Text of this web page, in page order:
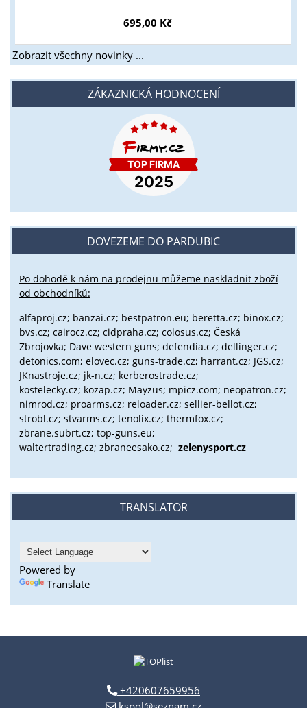
695,00 Kč
Zobrazit všechny novinky ...
ZÁKAZNICKÁ HODNOCENÍ
DOVEZEME DO PARDUBIC
Po dohodě k nám na prodejnu můžeme naskladnit zboží
od obchodníků:
alfaproj.cz; banzai.cz; bestpatron.eu; beretta.cz; binox.cz;
bvs.cz; cairocz.cz; cidpraha.cz; colosus.cz; Česká
Zbrojovka; Dave western guns; defendia.cz; dellinger.cz;
detonics.com; elovec.cz; guns-trade.cz; harrant.cz; JGS.cz;
JKnastroje.cz; jk-n.cz; kerberostrade.cz;
kostelecky.cz; kozap.cz; Mayzus; mpicz.com; neopatron.cz;
nimrod.cz; proarms.cz; reloader.cz; sellier-bellot.cz;
strobl.cz; stvarms.cz; tenolix.cz; thermfox.cz;
zbrane.subrt.cz; top-guns.eu;
waltertrading.cz; zbraneesako.cz; zelenysport.cz
TRANSLATOR
Powered by
Translate
+420607659956